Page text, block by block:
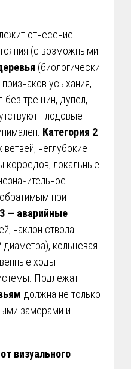
отнесение
(с возможными
(биологически
усыхания,
без трещин, дупел,
плодовые
Категория 2
неглубокие
короедов, локальные
при
— аварийные
наклон ствола
кольцевая
ходы
Подлежат
должна не только
замерами и
визуального